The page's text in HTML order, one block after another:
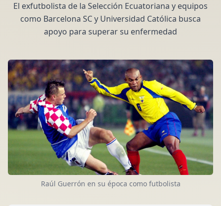
El exfutbolista de la Selección Ecuatoriana y equipos
como Barcelona SC y Universidad Católica busca
apoyo para superar su enfermedad
Raúl Guerrón en su época como futbolista